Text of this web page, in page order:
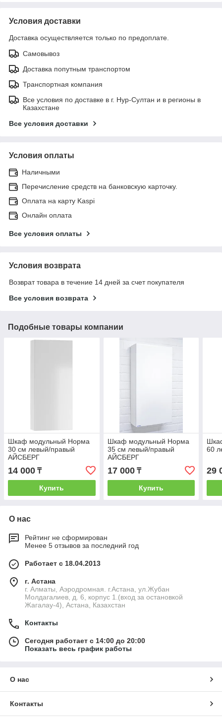
Условия доставки
Доставка осуществляется только по предоплате.
Самовывоз
Доставка попутным транспортом
Транспортная компания
Все условия по доставке в г. Нур-Султан и в регионы в
Казахстане
Все условия доставки
Условия оплаты
Наличными
Перечисление средств на банковскую карточку.
Оплата на карту Kaspi
Онлайн оплата
Все условия оплаты
Условия возврата
Возврат товара в течение 14 дней за счет покупателя
Все условия возврата
Подобные товары компании
Шкаф модульный Норма
30 см левый/правый
АЙСБЕРГ
14 000 ₸
Купить
Шкаф модульный Норма
35 см левый/правый
АЙСБЕРГ
17 000₸
Купить
60
29
О нас
Рейтинг не сформирован
Менее 5 отзывов за последний год
Работает с 18.04.2013
г. Астана
г. Алматы, Аэродромная. г.Астана, ул.Жубан
Молдагалиев, д. 6, корпус 1.(вход за остановкой
Жагалау-4), Астана, Казахстан
Контакты
Сегодня работает с 14:00 до 20:00
Показать весь график работы
О нас
Контакты